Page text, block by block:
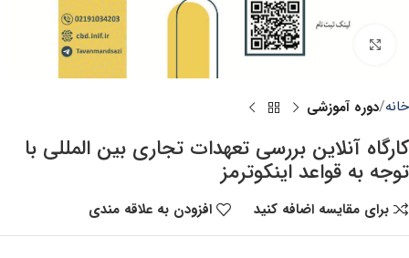
برای بزرگنمایی کلیک کنید
خانه دوره آموزشی
کارگاه آنلاین بررسی تعهدات تجاری بین المللی با
توجه به قواعد اینکوترمز
برای مقایسه اضافه کنید افزودن به علاقه مندی